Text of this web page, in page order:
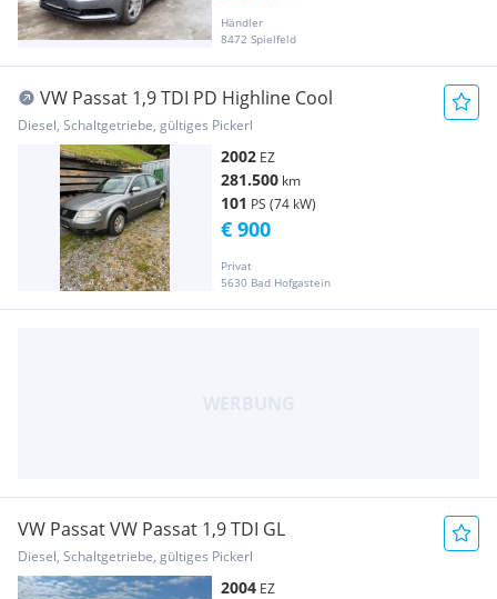
Händler
8472 Spielfeld
VW Passat 1,9 TDI PD Highline Cool
Diesel, Schaltgetriebe, gültiges Pickerl
2002 EZ
281.500 km
101 PS (74 kW)
Privat
5630 Bad Hofgastein
€ 900
VW Passat VW Passat 1,9 TDI GL
Diesel, Schaltgetriebe, gültiges Pickerl
2004 EZ